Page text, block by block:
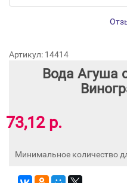
Артикул: 14414
Вода Агуша
73,12 р.
Минимальное количество